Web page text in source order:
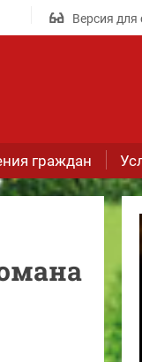
Версия
граждан